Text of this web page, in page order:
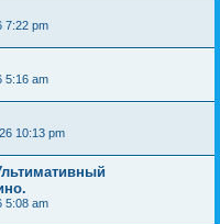
7:22 pm
5:16 am
10:13 pm
5:08 am